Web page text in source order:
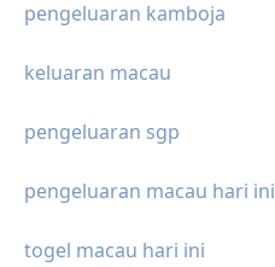
pengeluaran kamboja
keluaran macau
pengeluaran sgp
pengeluaran macau hari ini
togel macau hari ini